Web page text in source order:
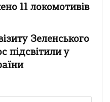
11 локомотивів
Зеленського
підсвітили у